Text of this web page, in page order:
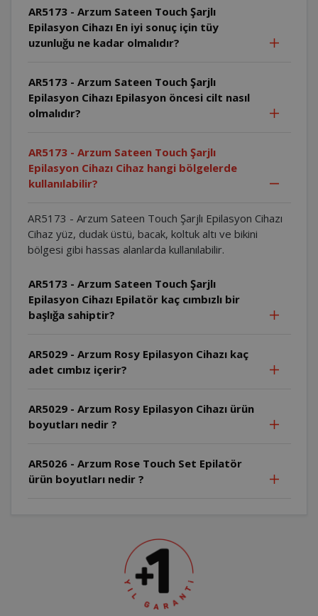
AR5173 - Arzum Sateen Touch Şarjlı
Epilasyon Cihazı En iyi sonuç için tüy
uzunluğu ne kadar olmalıdır?
AR5173 - Arzum Sateen Touch Şarjlı
Epilasyon Cihazı Epilasyon öncesi cilt nasıl
olmalıdır?
AR5173 - Arzum Sateen Touch Şarjlı
Epilasyon Cihazı Cihaz hangi bölgelerde
kullanılabilir?
AR5173 - Arzum Sateen Touch Şarjlı Epilasyon Cihazı
Cihaz yüz, dudak üstü, bacak, koltuk altı ve bikini
bölgesi gibi hassas alanlarda kullanılabilir.
AR5173 - Arzum Sateen Touch Şarjlı
Epilasyon Cihazı Epilatör kaç cımbızlı bir
başlığa sahiptir?
AR5029 - Arzum Rosy Epilasyon Cihazı kaç
adet cımbız içerir?
AR5029 - Arzum Rosy Epilasyon Cihazı ürün
boyutları nedir ?
AR5026 - Arzum Rose Touch Set Epilatör
ürün boyutları nedir ?